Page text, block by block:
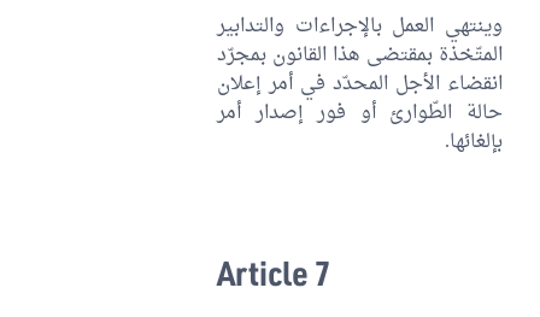
وينتهي العمل بالإجراءات والتدابير
المتّخذة بمقتضى هذا القانون بمجرّد
انقضاء الأجل المحدّد في أمر إعلان
حالة الطّوارئ أو فور إصدار أمر
بإلغائها.
Article 7